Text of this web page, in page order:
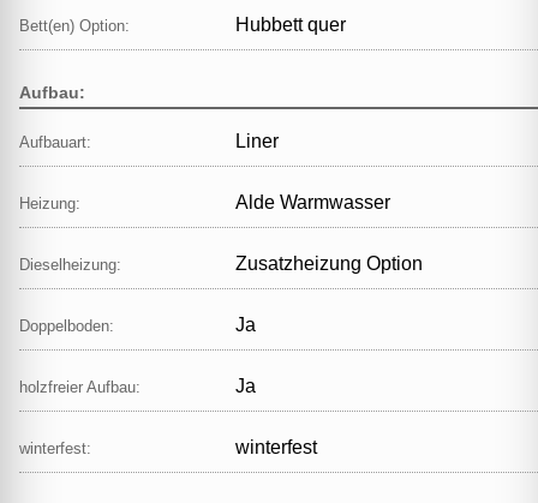
Bett(en) Option: Hubbett quer
Aufbau:
Aufbauart: Liner
Heizung: Alde Warmwasser
Dieselheizung: Zusatzheizung Option
Doppelboden: Ja
holzfreier Aufbau: Ja
winterfest: winterfest